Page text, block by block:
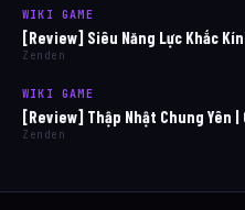
WIKI GAME
[Review] Siêu Năng Lực Khắc
Zenden
WIKI GAME
[Review] Thập Nhật Chung Yên
Zenden